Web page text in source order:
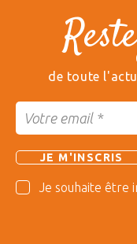
de toute
Je souhaite être